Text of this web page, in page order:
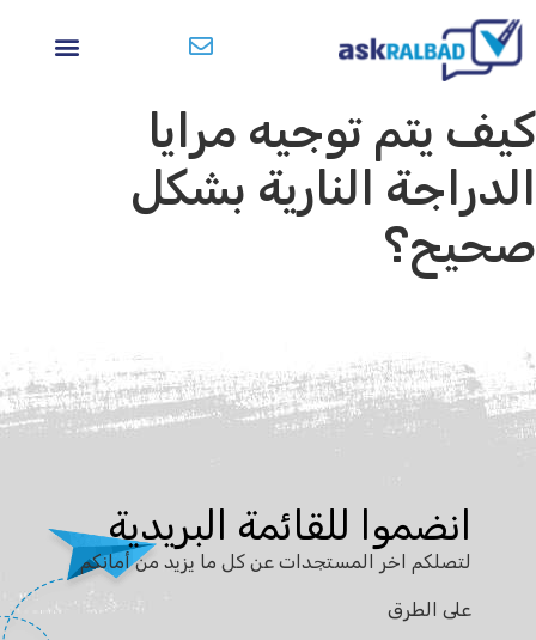
كيف يتم توجيه مرايا
الدراجة النارية بشكل
صحيح؟
انضموا للقائمة البريدية
لتصلكم اخر المستجدات عن كل ما يزيد من أمانكم
على الطرق